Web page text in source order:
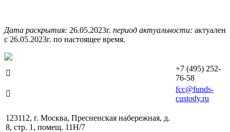
Дата раскрытия: 26.05.2023г. период актуальности: актуален
c 26.05.2023г. по настоящее время.
+7 (495) 252-
76-58
fcc@funds-
custody.ru
123112, г. Москва, Пресненская набережная, д.
8, стр. 1, помещ. 11H/7